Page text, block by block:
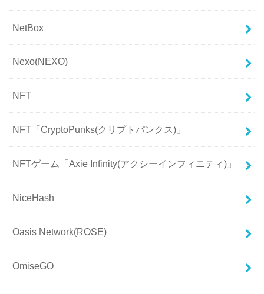
NetBox
Nexo(NEXO)
NFT
NFT「CryptoPunks(クリプトパンクス)」
NFTゲーム「Axie Infinity(アクシーインフィニティ)」
NiceHash
Oasis Network(ROSE)
OmiseGO